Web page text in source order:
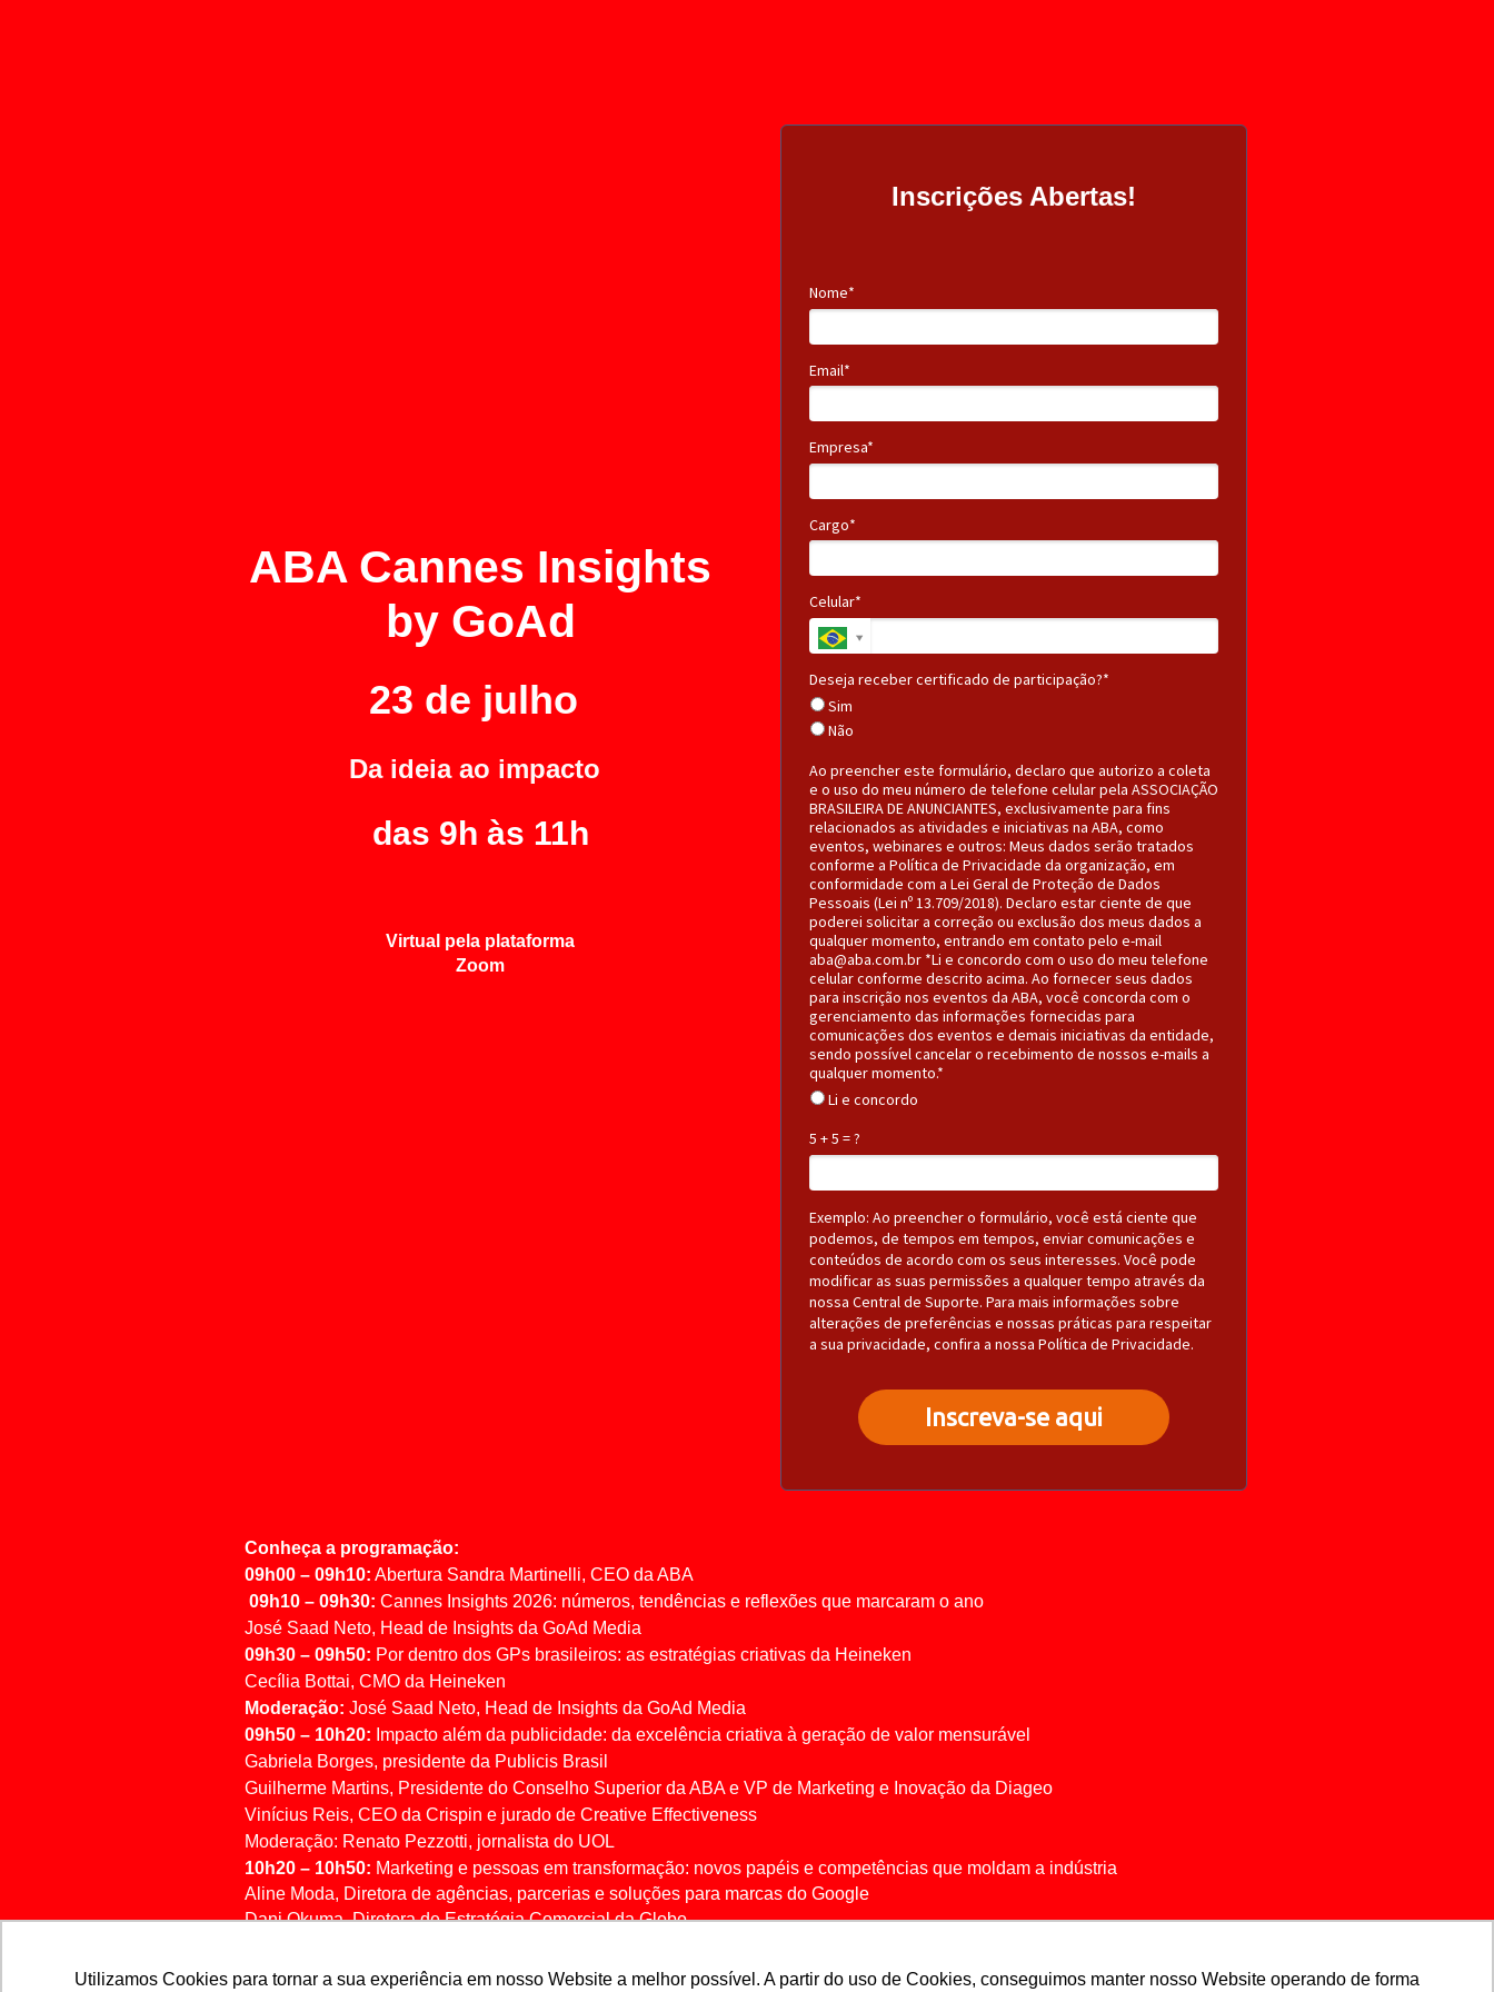
Utilizamos Cookies para tornar a sua experiência em nosso Website a melhor possível. A partir do uso de Cookies, conseguimos manter nosso Website operando de forma
ABA Cannes Insights
by GoAd
23 de julho
Da ideia ao impacto
das 9h às 11h
Virtual pela plataforma
Zoom
Inscrições Abertas!
Nome*
Email*
Empresa*
Cargo*
Celular*
Deseja receber certificado de participação?*
Sim
Não
Ao preencher este formulário, declaro que autorizo a coleta
e o uso do meu número de telefone celular pela ASSOCIAÇÃO
BRASILEIRA DE ANUNCIANTES, exclusivamente para fins
relacionados as atividades e iniciativas na ABA, como
eventos, webinares e outros: Meus dados serão tratados
conforme a Política de Privacidade da organização, em
conformidade com a Lei Geral de Proteção de Dados
Pessoais (Lei nº 13.709/2018). Declaro estar ciente de que
poderei solicitar a correção ou exclusão dos meus dados a
qualquer momento, entrando em contato pelo e-mail
aba@aba.com.br *Li e concordo com o uso do meu telefone
celular conforme descrito acima. Ao fornecer seus dados
para inscrição nos eventos da ABA, você concorda com o
gerenciamento das informações fornecidas para
comunicações dos eventos e demais iniciativas da entidade,
sendo possível cancelar o recebimento de nossos e-mails a
qualquer momento.*
Li e concordo
5 + 5 = ?
Exemplo: Ao preencher o formulário, você está ciente que
podemos, de tempos em tempos, enviar comunicações e
conteúdos de acordo com os seus interesses. Você pode
modificar as suas permissões a qualquer tempo através da
nossa Central de Suporte. Para mais informações sobre
alterações de preferências e nossas práticas para respeitar
a sua privacidade, confira a nossa Política de Privacidade.
Inscreva-se aqui
Conheça a programação:
09h00 – 09h10: Abertura Sandra Martinelli, CEO da ABA
09h10 – 09h30: Cannes Insights 2026: números, tendências e reflexões que marcaram o ano
José Saad Neto, Head de Insights da GoAd Media
09h30 – 09h50: Por dentro dos GPs brasileiros: as estratégias criativas da Heineken
Cecília Bottai, CMO da Heineken
Moderação: José Saad Neto, Head de Insights da GoAd Media
09h50 – 10h20: Impacto além da publicidade: da excelência criativa à geração de valor mensurável
Gabriela Borges, presidente da Publicis Brasil
Guilherme Martins, Presidente do Conselho Superior da ABA e VP de Marketing e Inovação da Diageo
Vinícius Reis, CEO da Crispin e jurado de Creative Effectiveness
Moderação: Renato Pezzotti, jornalista do UOL
10h20 – 10h50: Marketing e pessoas em transformação: novos papéis e competências que moldam a indústria
Aline Moda, Diretora de agências, parcerias e soluções para marcas do Google
Dani Okuma, Diretora de Estratégia Comercial da Globo
Moderação:José Saad Neto, Head de Insights da GoAd Media